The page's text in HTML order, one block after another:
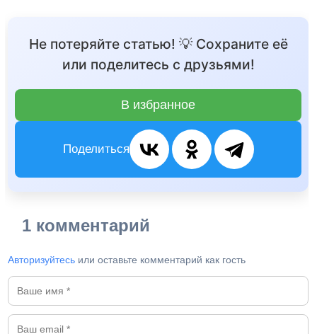
Не потеряйте статью! 💡 Сохраните её
или поделитесь с друзьями!
В избранное
Поделиться
1 комментарий
Авторизуйтесь или оставьте комментарий как гость